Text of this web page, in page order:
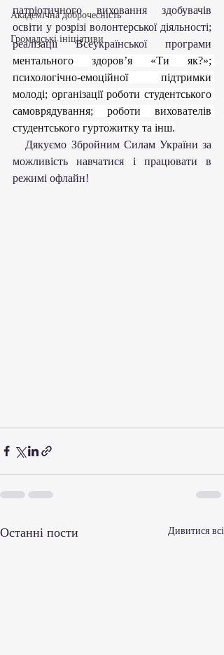
Академічна доброчесність
Громадські ініціативи
патріотичного виховання здобувачів
освіти у розрізі волонтерської діяльності;
ментального здоров’я «Ти як?»;
психологічно-емоційної підтримки
молоді; організації роботи студентського
самоврядування; роботи вихователів
студентського гуртожитку та інш.
можливість навчатися і працювати в
режимі офлайн!
Останні пости Дивитися всі